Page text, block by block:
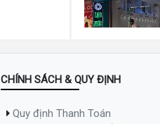
CHÍNH SÁCH & QUY ĐỊNH
Quy định Thanh Toán